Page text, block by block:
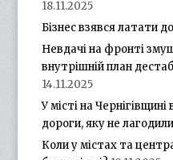
18.11.2025
Бізнес взявся латати
Невдачі на фронті
внутрішній план
14.11.2025
У місті на
дороги, яку не
Коли у містах та